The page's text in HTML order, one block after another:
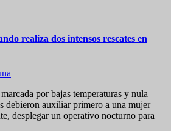
realiza dos intensos rescates en
por bajas temperaturas y nula
debieron auxiliar primero a una mujer
desplegar un operativo nocturno para